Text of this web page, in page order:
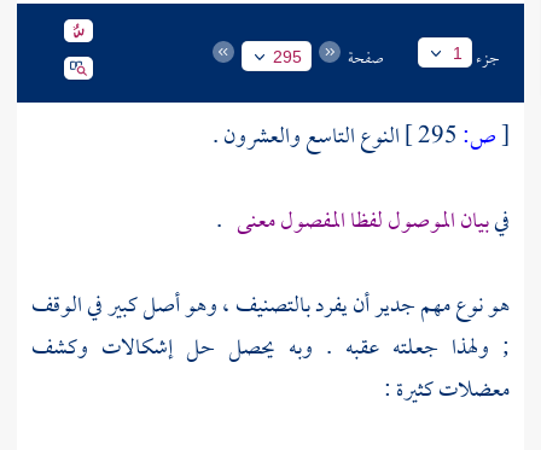
جزء 1 صفحة 295
[ص:
النوع التاسع والعشرون .
فيبيان الموصول لفظا المفصول معنى .
هو نوع مهم جدير أن يفرد بالتصنيف ، وهو أصل كبير في الوقف
; ولهذا جعلته عقبه . وبه يحصل حل إشكالات وكشف
معضلات كثيرة :